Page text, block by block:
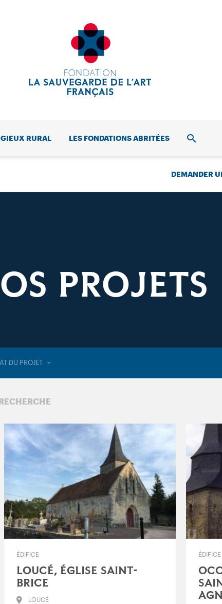
RURAL LES FONDATIONS ABRITÉES
DEMANDER
PROJETS
DU PROJET
ÉDIFICE
LOUCÉ, ÉGLISE SAINT-
BRICE
LOUCÉ
ÉDIFICE